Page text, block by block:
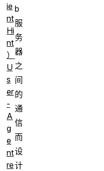
b
服
务
器
之
间
的
通
信
而
设
计
ie
nt
Hi
nt
）
U
s
er
-
A
g
e
nt
re